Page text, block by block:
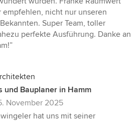
empfehlen, nicht nur unseren
Super Team, toller
perfekte Ausführung. Danke an
und Bauplaner in Hamm
November 2025
hat uns mit seiner